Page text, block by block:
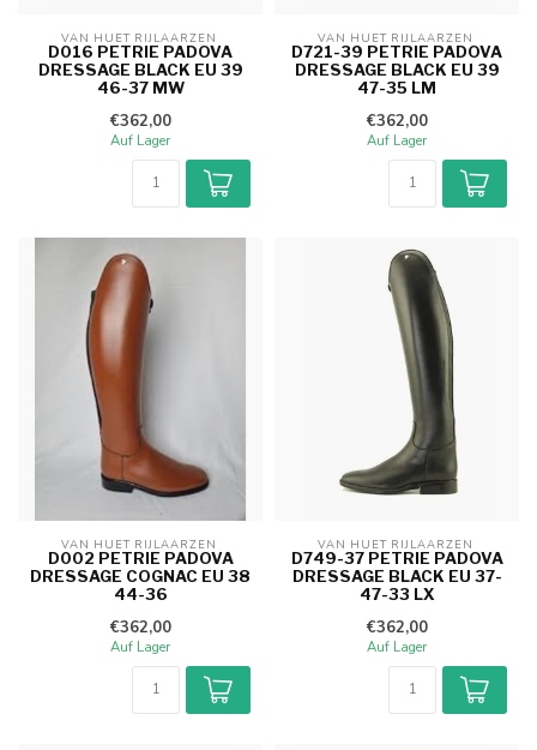
VAN HUET RIJLAARZEN
D016 PETRIE PADOVA
DRESSAGE BLACK EU 39
46-37 MW
€362,00
Auf Lager
VAN HUET RIJLAARZEN
D721-39 PETRIE PADOVA
DRESSAGE BLACK EU 39
47-35 LM
€362,00
Auf Lager
VAN HUET RIJLAARZEN
D002 PETRIE PADOVA
DRESSAGE COGNAC EU 38
44-36
€362,00
Auf Lager
VAN HUET RIJLAARZEN
D749-37 PETRIE PADOVA
DRESSAGE BLACK EU 37-
47-33 LX
€362,00
Auf Lager